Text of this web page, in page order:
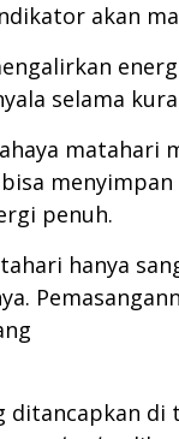
akan
selama
penuh.
hanya